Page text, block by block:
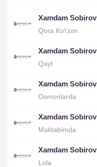
Xamdam Sobirov
Qora Ko\'zim
Xamdam Sobirov
Qayt
Xamdam Sobirov
Osmonlarda
Xamdam Sobirov
Maktabimda
Xamdam Sobirov
Lola